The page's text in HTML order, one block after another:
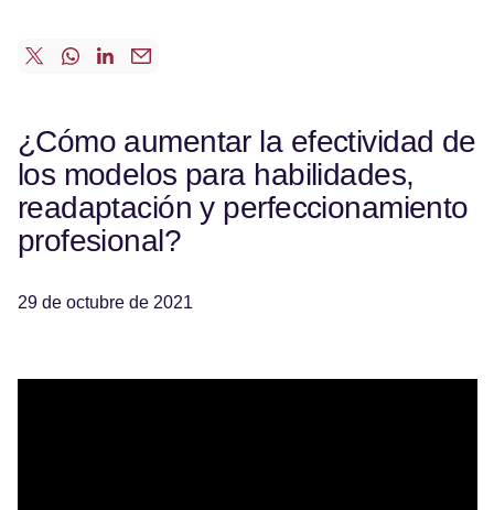
¿Cómo aumentar la efectividad de
los modelos para habilidades,
readaptación y perfeccionamiento
profesional?
29 de octubre de 2021